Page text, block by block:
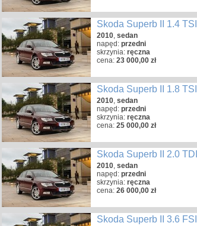
Skoda Superb II 1.4
2010, sedan
napęd: przedni
skrzynia: ręczna
cena: 23 000,00 zł
Skoda Superb II 1.8
2010, sedan
napęd: przedni
skrzynia: ręczna
cena: 25 000,00 zł
Skoda Superb II 2.0
2010, sedan
napęd: przedni
skrzynia: ręczna
cena: 26 000,00 zł
Skoda Superb II 3.6